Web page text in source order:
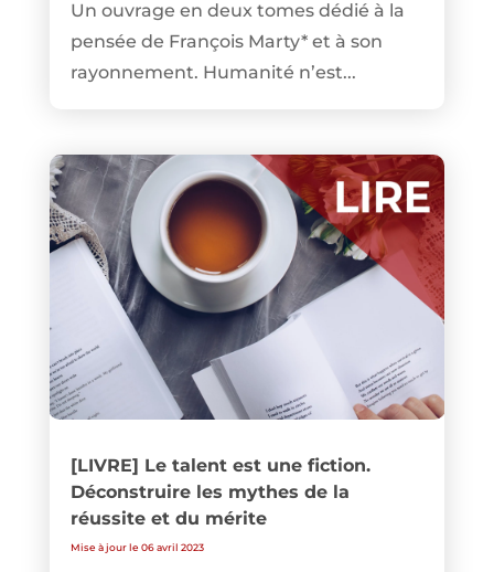
Un ouvrage en deux tomes dédié à la
pensée de François Marty* et à son
rayonnement. Humanité n’est...
[LIVRE] Le talent est une fiction.
Déconstruire les mythes de la
réussite et du mérite
Mise à jour le 06 avril 2023